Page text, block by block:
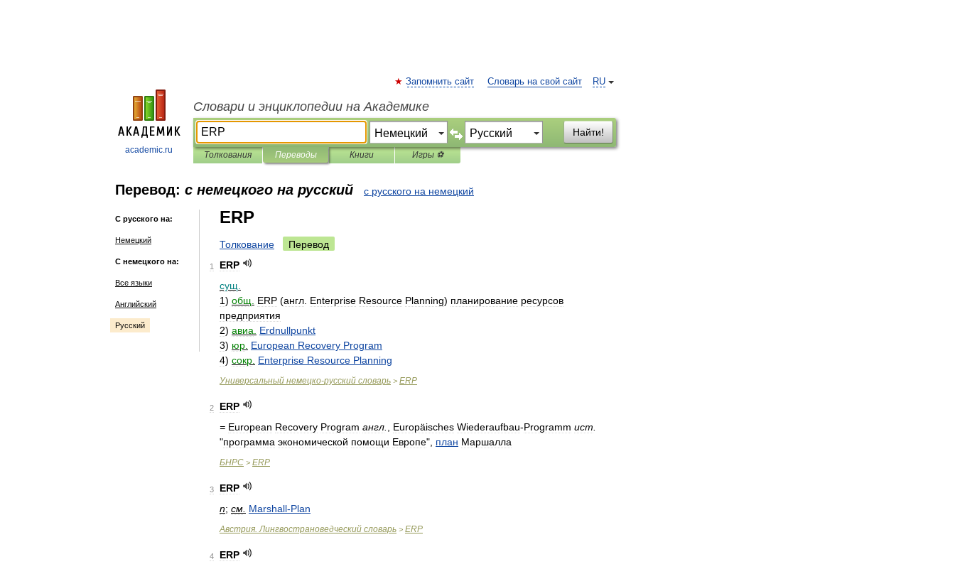
academic.ru
RU
Запомнить сайт Словарь на свой сайт
Словари и энциклопедии на Академике
Найти!
Толкования Переводы Книги Игры ⚽
Перевод: с немецкого на русский с русского на немецкий
С русского на:
Немецкий
С немецкого на:
Все языки
Английский
Русский
ERP
Толкование Перевод
1
ERP
сущ
1) общ ERP (англ Enterprise Resource Planning) планирование ресурсов
предприятия
2) авиа
Erdnullpunkt
3) юр European Recovery Program
4) сокр Enterprise Resource Planning
Универсальный немецко-русский словарь > ERP
2
ERP
= European Recovery Program англ Europäisches Wiederaufbau-Programm ист
"программа экономической помощи Европе", план Маршалла
БНРС > ERP
3
ERP
n; см Marshall-Plan
Австрия.Лингвострановедческий словарь > ERP
4
ERP